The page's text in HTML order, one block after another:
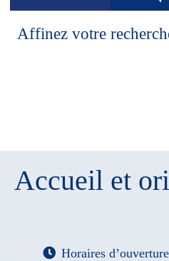
Affinez votre
Accueil et
Horaires